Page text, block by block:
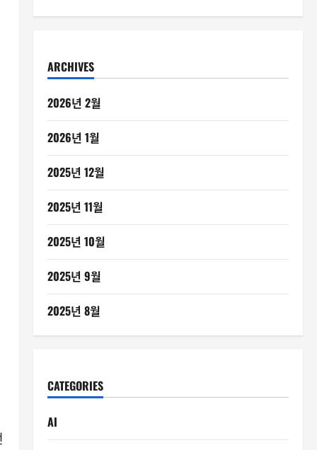
ARCHIVES
2026년 2월
2026년 1월
2025년 12월
2025년 11월
2025년 10월
2025년 9월
2025년 8월
CATEGORIES
AI